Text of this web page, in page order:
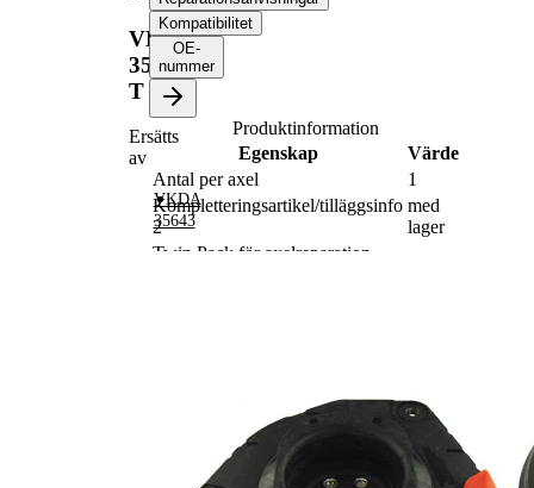
VKDA
35643
T
Ersätts
av
VKDA
35643
Kompatibilitet
OE-
nummer
Produktinformation
Egenskap
Värde
Antal per axel
1
Kompletteringsartikel/tilläggsinfo
2
med
lager
Twin Pack för axelreparation